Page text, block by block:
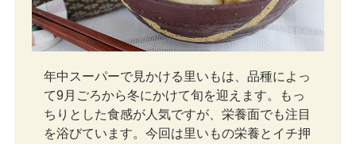
年中スーパーで見かける里いもは、品種によっ
て9月ごろから冬にかけて旬を迎えます。もっ
ちりとした食感が人気ですが、栄養面でも注目
を浴びています。今回は里いもの栄養とイチ押